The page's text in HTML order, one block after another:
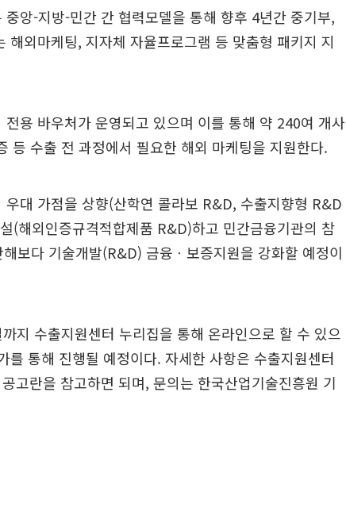
앙-지방-민간 간 협력모델을 통해 향후 4년간 중기부,
해외마케팅, 지자체 자율프로그램 등 맞춤형 패키지 지
용 바우처가 운영되고 있으며 이를 통해 약 240여 개사
등 수출 전 과정에서 필요한 해외 마케팅을 지원한다.
대 가점을 상향(산학연 콜라보 R&D, 수출지향형 R&D
해외인증규격적합제품 R&D)하고 민간금융기관의 참
보다 기술개발(R&D) 금융ㆍ보증지원을 강화할 예정이
지 수출지원센터 누리집을 통해 온라인으로 할 수 있으
를 통해 진행될 예정이다. 자세한 사항은 수출지원센터
고란을 참고하면 되며, 문의는 한국산업기술진흥원 기